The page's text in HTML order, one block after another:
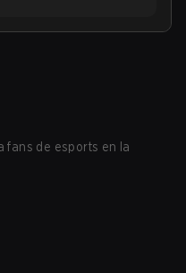
fans de esports en la